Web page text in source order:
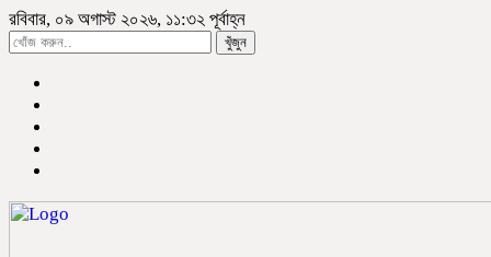
রবিবার, ০৯ অগাস্ট ২০২৬, ১১:৩২ পূর্বাহ্ন
খুঁজুন